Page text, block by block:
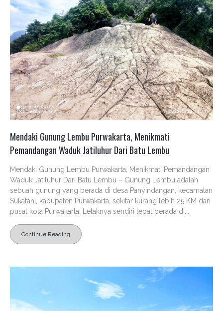
Mendaki Gunung Lembu Purwakarta, Menikmati
Pemandangan Waduk Jatiluhur Dari Batu Lembu
Mendaki Gunung Lembu Purwakarta, Menikmati Pemandangan
Waduk Jatiluhur Dari Batu Lembu – Gunung Lembu adalah
sebuah gunung yang berada di desa Panyindangan, kecamatan
Sukatani, kabupaten Purwakarta, sekitar kurang lebih 25 KM dari
pusat kota Purwakarta. Letaknya sendiri tepat berada di...
Continue Reading